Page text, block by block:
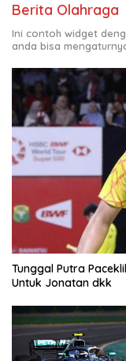
Berita Olahraga
Ini contoh widget
anda bisa
Tunggal Putra
Untuk Jonatan dkk